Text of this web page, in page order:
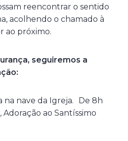
reencontrar o sentido
acolhendo o chamado à
ao próximo.
seguiremos a
na nave da Igreja. De 8h
Adoração ao Santíssimo